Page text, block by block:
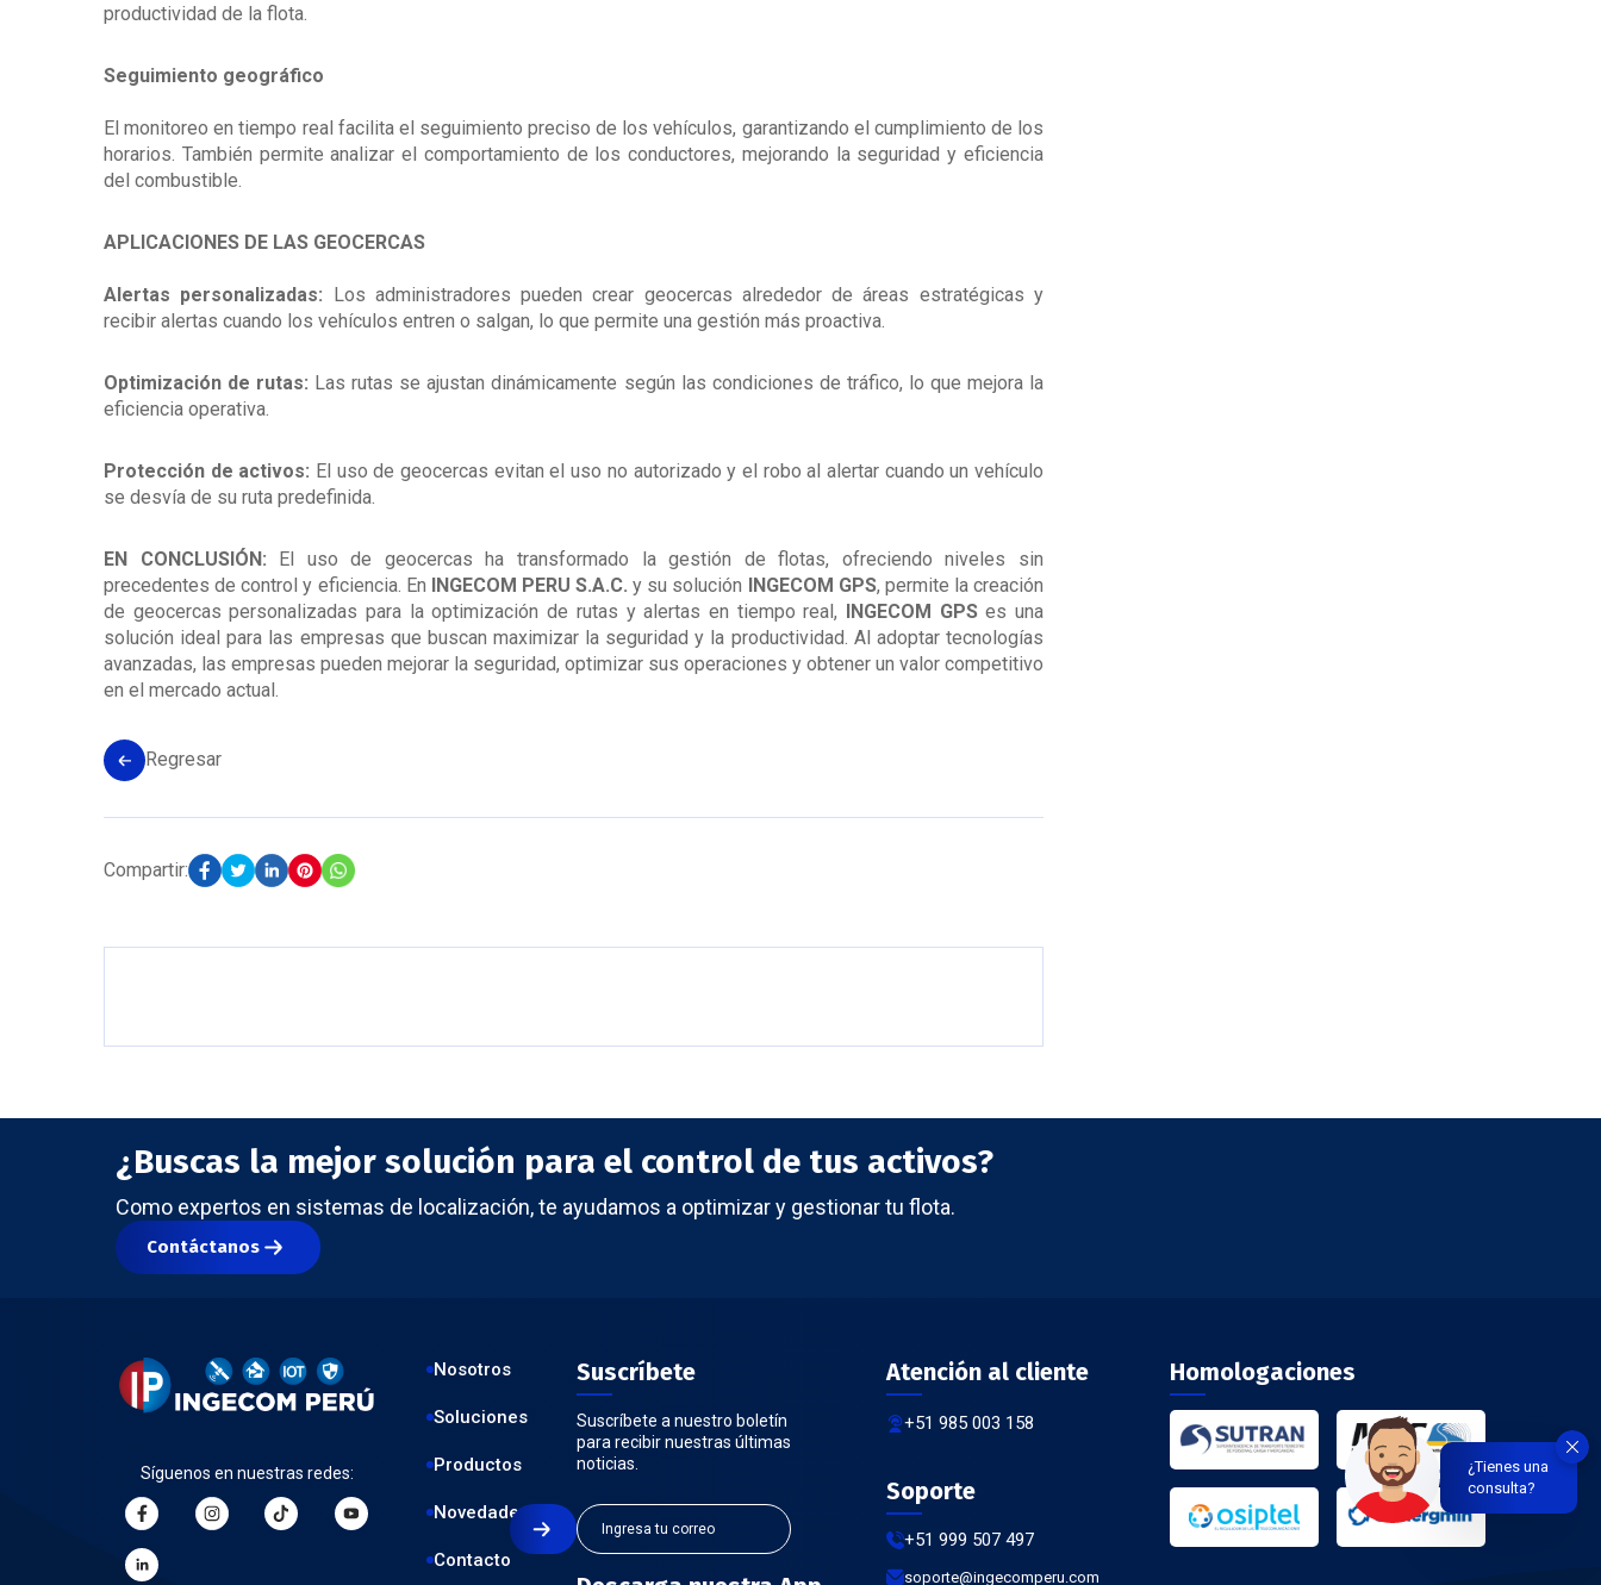
productividad de la flota.
Seguimiento geográfico
El monitoreo en tiempo real facilita el seguimiento preciso de los vehículos, garantizando el cumplimiento de los
horarios. También permite analizar el comportamiento de los conductores, mejorando la seguridad y eficiencia
del combustible.
APLICACIONES DE LAS GEOCERCAS
Alertas personalizadas: Los administradores pueden crear geocercas alrededor de áreas estratégicas y
recibir alertas cuando los vehículos entren o salgan, lo que permite una gestión más proactiva.
Optimización de rutas: Las rutas se ajustan dinámicamente según las condiciones de tráfico, lo que mejora la
eficiencia operativa.
Protección de activos: El uso de geocercas evitan el uso no autorizado y el robo al alertar cuando un vehículo
se desvía de su ruta predefinida.
EN CONCLUSIÓN: El uso de geocercas ha transformado la gestión de flotas, ofreciendo niveles sin
precedentes de control y eficiencia. En INGECOM PERU S.A.C. y su solución INGECOM GPS, permite la creación
de geocercas personalizadas para la optimización de rutas y alertas en tiempo real, INGECOM GPSes una
solución ideal para las empresas que buscan maximizar la seguridad y la productividad. Al adoptar tecnologías
avanzadas, las empresas pueden mejorar la seguridad, optimizar sus operaciones y obtener un valor competitivo
en el mercado actual.
Regresar
Compartir:
¿Tienes una
consulta?
¿Buscas la mejor solución para el control de tus activos?
Como expertos en sistemas de localización, te ayudamos a optimizar y gestionar tu flota.
Contáctanos
Síguenos en nuestras redes:
Nosotros
Soluciones
Productos
Novedades
Contacto
Suscríbete
Suscríbete a nuestro boletín
para recibir nuestras últimas
noticias.
Atención al cliente
+51 985 003 158
Soporte
+51 999 507 497
soporte@ingecomperu.com
Homologaciones